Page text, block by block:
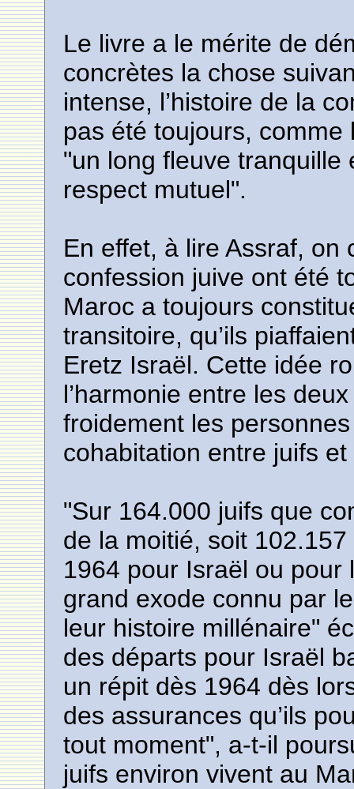
Le livre a le mérite de
concrètes la chose
intense, l’histoire de la
pas été toujours,
"un long fleuve
respect mutuel".
En effet, à lire Assraf,
confession juive ont été
Maroc a toujours
transitoire, qu’ils
Eretz Israël. Cette idée
l’harmonie entre les
froidement les
cohabitation entre juifs
"Sur 164.000 juifs que
de la moitié, soit
1964 pour Israël ou pour
grand exode connu par
leur histoire millénaire"
des départs pour Israël
un répit dès 1964 dès
des assurances qu’ils
tout moment", a-t-il
juifs environ vivent au